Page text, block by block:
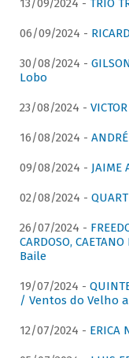
13/09/2024 - TRIO
06/09/2024 -
30/08/2024 -
Lobo
23/08/2024 -
16/08/2024 -
09/08/2024 -
02/08/2024 -
26/07/2024 -
CARDOSO,
Baile
19/07/2024 -
/ Ventos do Velho
12/07/2024 - ERICA